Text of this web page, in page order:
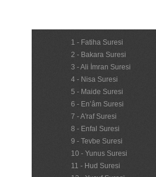
1 - Fatiha Suresi
2 - Bakara Suresi
3 - Ali İmran Suresi
4 - Nisa Suresi
5 - Maide Suresi
6 - En’âm Suresi
7 - A'raf Suresi
8 - Enfal Suresi
9 - Tevbe Suresi
10 - Yunus Suresi
11 - Hud Suresi